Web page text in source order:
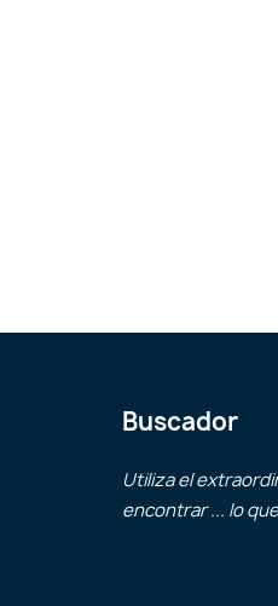
Buscador
Utiliza el
encontrar ... lo